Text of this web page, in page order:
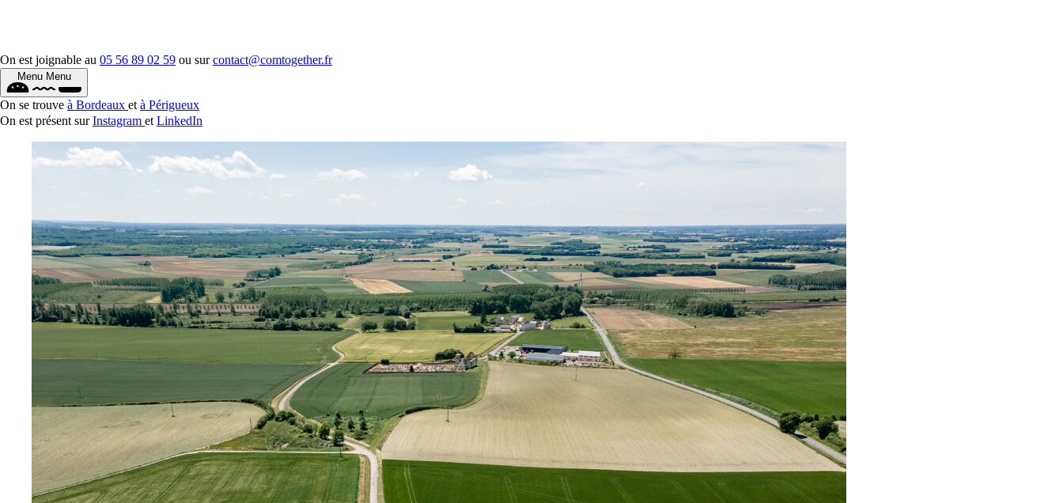
On est joignable au 05 56 89 02 59 ou surcontact@comtogether.fr
Menu Menu
On se trouve à Bordeaux et à Périgueux
On est présent surInstagram et LinkedIn